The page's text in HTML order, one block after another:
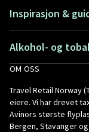
Inspirasjon &
Alkohol- og
OM OSS
Travel Retail Norway
eiere. Vi har drevet
Avinors største
Bergen, Stavanger